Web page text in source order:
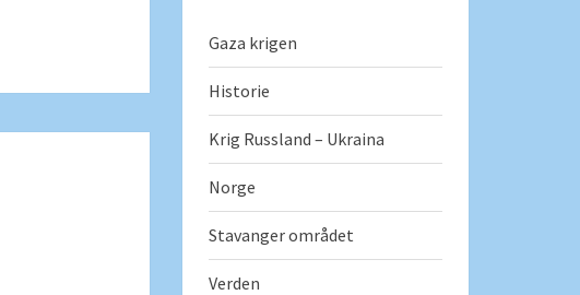
Gaza krigen
Historie
Krig Russland – Ukraina
Norge
Stavanger området
Verden